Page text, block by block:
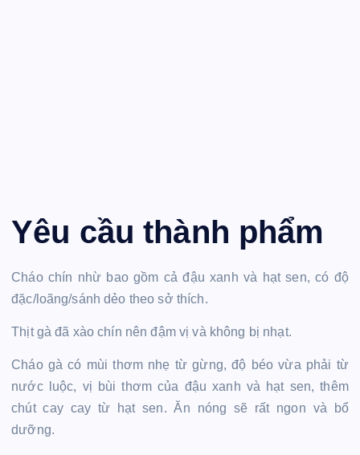
Yêu cầu thành phẩm
Cháo chín nhừ bao gồm cả đậu xanh và hạt sen, có độ
đặc/loãng/sánh dẻo theo sở thích.
Thịt gà đã xào chín nên đậm vị và không bị nhạt.
Cháo gà có mùi thơm nhẹ từ gừng, độ béo vừa phải từ
nước luộc, vị bùi thơm của đậu xanh và hạt sen, thêm
chút cay cay từ hạt sen. Ăn nóng sẽ rất ngon và bổ
dưỡng.